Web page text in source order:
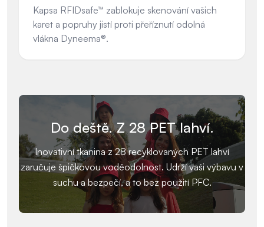
Kapsa RFIDsafe™ zablokuje skenování vašich
karet a popruhy jistí proti přeříznutí odolná
vlákna Dyneema®.
Do deště. Z 28 PET lahví.
Inovativní tkanina z 28 recyklovaných PET lahví
zaručuje špičkovou voděodolnost. Udrží vaši výbavu v
suchu a bezpečí, a to bez použití PFC.